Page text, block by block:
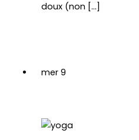
doux (non […]
mer9